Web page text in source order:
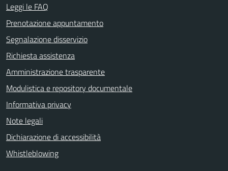
Leggi le FAQ
Prenotazione appuntamento
Segnalazione disservizio
Richiesta assistenza
Amministrazione trasparente
Modulistica e repository documentale
Informativa privacy
Note legali
Dichiarazione di accessibilità
Whistleblowing